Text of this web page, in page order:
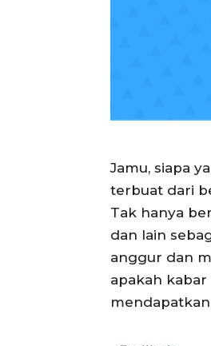
Jamu, siapa
terbuat dari
Tak hanya
dan lain
anggur dan
apakah